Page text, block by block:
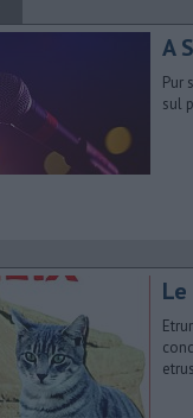
A
Pur
sul